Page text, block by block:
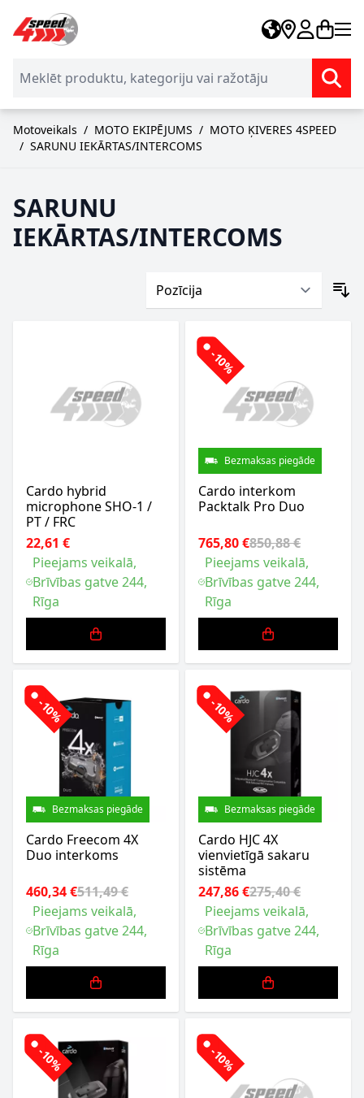
Skip to Content
Motoveikals / MOTO EKIPĒJUMS / MOTO ĶIVERES 4SPEED
/ SARUNU IEKĀRTAS/INTERCOMS
SARUNU
IEKĀRTAS/INTERCOMS
Cardo hybrid
microphone SHO-1 /
PT / FRC
22,61 €
Pieejams veikalā,
Brīvības gatve 244,
Rīga
-10%
Bezmaksas piegāde
Cardo interkom
Packtalk Pro Duo
765,80 €850,88 €
Pieejams veikalā,
Brīvības gatve 244,
Rīga
-10%
Bezmaksas piegāde
Cardo Freecom 4X
Duo interkoms
460,34 €511,49 €
Pieejams veikalā,
Brīvības gatve 244,
Rīga
-10%
Bezmaksas piegāde
Cardo HJC 4X
vienvietīgā sakaru
sistēma
247,86 €275,40 €
Pieejams veikalā,
Brīvības gatve 244,
Rīga
-10% -10%